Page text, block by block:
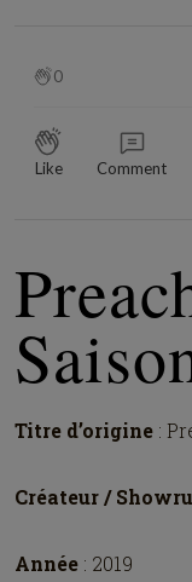
0
Like Comment
Titre d’origine :
Créateur /
Année : 2019